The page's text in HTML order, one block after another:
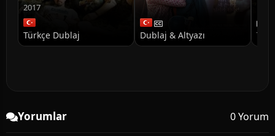
2017
Türkçe Dublaj Dublaj & Altyazı
Yorumlar 0 Yorum